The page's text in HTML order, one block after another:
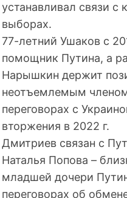
устанавливал связи с
выборах.
77-летний Ушаков с
помощник Путина, а
Нарышкин держит
неотъемлемым
переговорах с
вторжения в 2022 г.
Дмитриев связан с
Наталья Попова –
младшей дочери
переговорах об